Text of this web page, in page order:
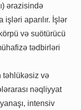
ərazisində
aparılır. İşlər
və suötürücü
tədbirləri
təhlükəsiz və
nəqliyyat
intensiv